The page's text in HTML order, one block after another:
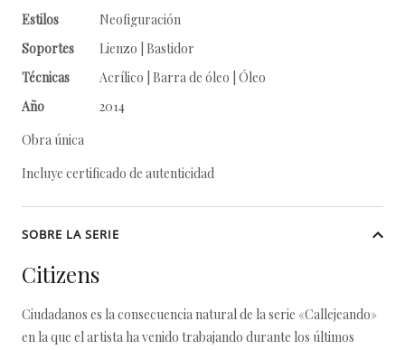
Estilos
Neofiguración
Soportes
Lienzo | Bastidor
Técnicas
Acrílico | Barra de óleo | Óleo
Año
2014
Obra única
Incluye certificado de autenticidad
SOBRE LA SERIE
Citizens
Ciudadanos es la consecuencia natural de la serie «Callejeando»
en la que el artista ha venido trabajando durante los últimos